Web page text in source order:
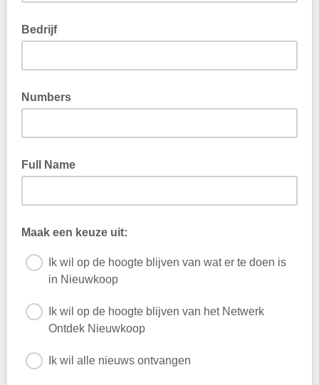
Bedrijf
Numbers
Full Name
Maak een keuze uit:
Ik wil op de hoogte blijven van wat er te doen is
in Nieuwkoop
Ik wil op de hoogte blijven van het Netwerk
Ontdek Nieuwkoop
Ik wil alle nieuws ontvangen